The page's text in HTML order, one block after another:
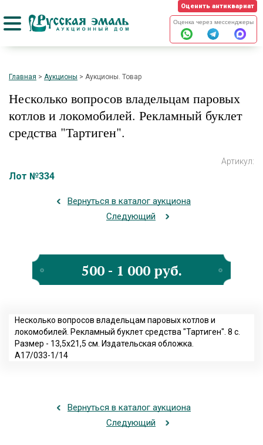
Оценить антиквариат
Оценка через мессенджеры
Главная > Аукционы > Аукционы. Товар
Вернуться в каталог аукциона
Следующий
Несколько вопросов владельцам паровых
котлов и локомобилей. Рекламный буклет
средства "Тартиген".
Лот №334
Артикул:
500 - 1 000 руб.
Несколько вопросов владельцам паровых котлов и
локомобилей. Рекламный буклет средства "Тартиген". 8 с.
Размер - 13,5х21,5 см. Издательская обложка.
А17/033-1/14
Вернуться в каталог аукциона
Следующий